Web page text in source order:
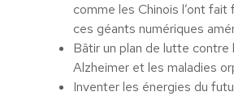
comme les Chinois l’ont fait
ces géants numériques
Bâtir un plan de lutte contre
Alzheimer et les maladies
Inventer les énergies du